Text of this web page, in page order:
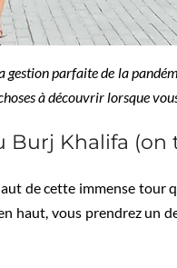
parfaite de la
à découvrir lorsque
Burj Khalifa (on
de cette immense tour
haut, vous prendrez un